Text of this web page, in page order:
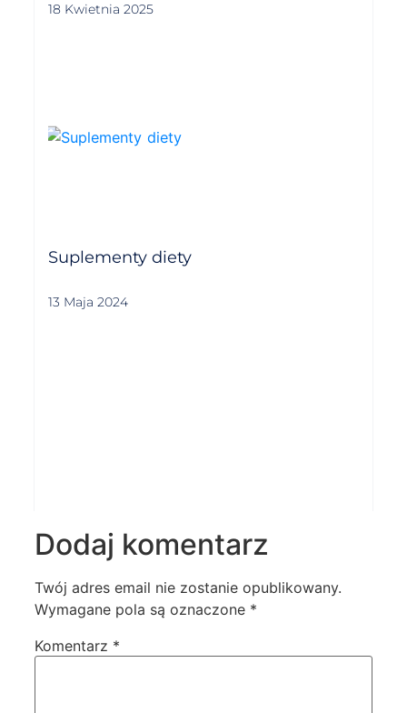
18 Kwietnia 2025
Suplementy diety
13 Maja 2024
Dodaj komentarz
Twój adres email nie zostanie opublikowany.
Wymagane pola są oznaczone *
Komentarz *